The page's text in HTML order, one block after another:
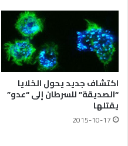
اكتشاف جديد يحول الخلايا
“الصديقة” للسرطان إلى “عدو”
يقتلها
2015-10-17